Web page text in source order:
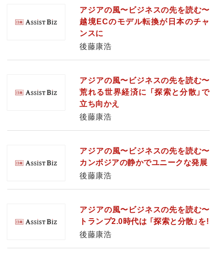
アジアの風〜ビジネスの先を読む〜
越境ECのモデル転換が日本のチャ
ンスに
後藤康浩
アジアの風〜ビジネスの先を読む〜
荒れる世界経済に 「探索と分散」で
立ち向かえ
後藤康浩
アジアの風〜ビジネスの先を読む〜
カンボジアの静かでユニークな発展
後藤康浩
アジアの風〜ビジネスの先を読む〜
トランプ2.0時代は 「探索と分散」を!
後藤康浩